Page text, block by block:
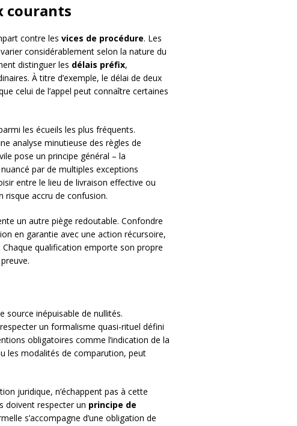
courants
contre les vices de procédure. Les
considérablement selon la nature du
distinguer les délais préfix,
À titre d’exemple, le délai de deux
celui de l’appel peut connaître certaines
les écueils les plus fréquents.
analyse minutieuse des règles de
pose un principe général – la
par de multiples exceptions
entre le lieu de livraison effective ou
risque accru de confusion.
un autre piège redoutable. Confondre
en garantie avec une action récursoire,
Chaque qualification emporte son propre
source inépuisable de nullités.
un formalisme quasi-rituel défini
obligatoires comme l’indication de la
les modalités de comparution, peut
juridique, n’échappent pas à cette
doivent respecter un principe de
s’accompagne d’une obligation de